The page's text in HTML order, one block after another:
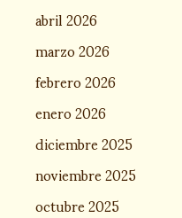
abril 2026
marzo 2026
febrero 2026
enero 2026
diciembre 2025
noviembre 2025
octubre 2025